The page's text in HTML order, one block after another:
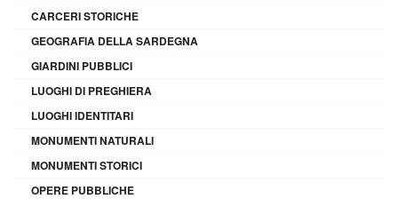
CARCERI STORICHE
GEOGRAFIA DELLA SARDEGNA
GIARDINI PUBBLICI
LUOGHI DI PREGHIERA
LUOGHI IDENTITARI
MONUMENTI NATURALI
MONUMENTI STORICI
OPERE PUBBLICHE